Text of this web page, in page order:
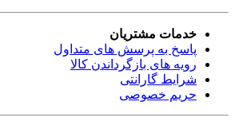
خدمات مشتریان
پاسخ به پرسش های متداول
رویه های بازگرداندن کالا
شرایط گارانتی
حریم خصوصی